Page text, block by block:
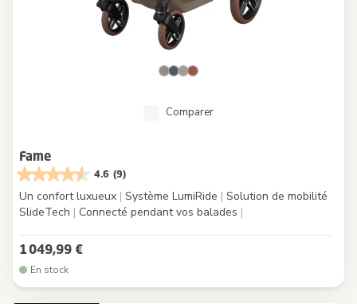
Comparer
Fame
4.6 (9)
Un confort luxueux | Système LumiRide | Solution de mobilité
SlideTech | Connecté pendant vos balades |
1 049,99 €
En stock